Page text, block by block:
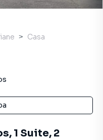
Casa
1 Suite, 2